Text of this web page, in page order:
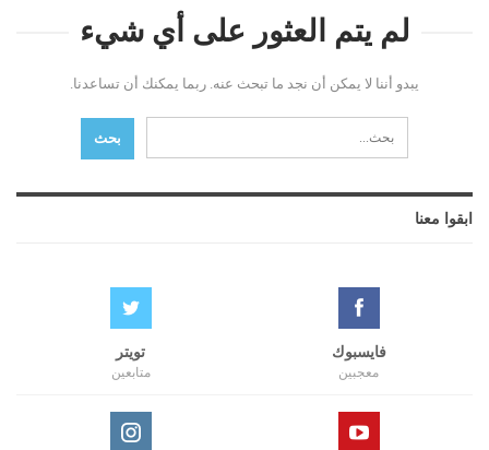
لم يتم العثور على أي شيء
يبدو أننا لا يمكن أن نجد ما تبحث عنه. ربما يمكنك أن تساعدنا.
ابقوا معنا
فايسبوك
معجبين
تويتر
متابعين